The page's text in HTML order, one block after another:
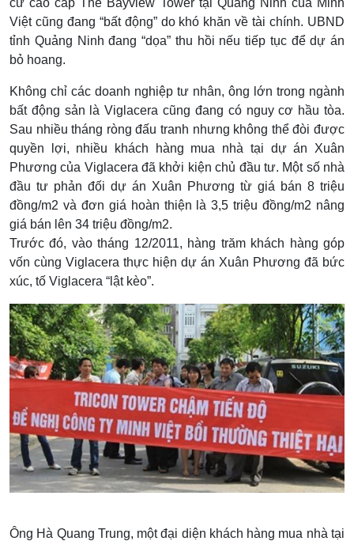
Việt cũng đang “bất động” do khó khăn về tài chính. UBND
tỉnh Quảng Ninh đang “dọa” thu hồi nếu tiếp tục để dự án
bỏ hoang.
Không chỉ các doanh nghiệp tư nhân, ông lớn trong ngành
bất động sản là Viglacera cũng đang có nguy cơ hầu tòa.
Sau nhiều tháng ròng đấu tranh nhưng không thể đòi được
quyền lợi, nhiều khách hàng mua nhà tại dự án Xuân
Phương của Viglacera đã khởi kiện chủ đầu tư. Một số nhà
đầu tư phản đối dự án Xuân Phương từ giá bán 8 triệu
đồng/m2 và đơn giá hoàn thiện là 3,5 triệu đồng/m2 nâng
giá bán lên 34 triệu đồng/m2.
Trước đó, vào tháng 12/2011, hàng trăm khách hàng góp
vốn cùng Viglacera thực hiện dự án Xuân Phương đã bức
xúc, tố Viglacera “lật kèo”.
Ông Hà Quang Trung, một đại diện khách hàng mua nhà tại